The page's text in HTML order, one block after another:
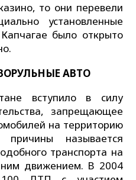
то они перевели
установленные
было открыто
АВТО
вступило в силу
запрещающее
на территорию
называется
транспорта на
движением. В 2004